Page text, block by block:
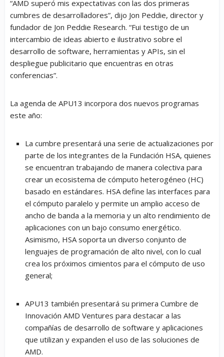
“AMD superó mis expectativas con las dos primeras
cumbres de desarrolladores”, dijo Jon Peddie, director y
fundador de Jon Peddie Research. “Fui testigo de un
intercambio de ideas abierto e ilustrativo sobre el
desarrollo de software, herramientas y APIs, sin el
despliegue publicitario que encuentras en otras
conferencias”.
La agenda de APU13 incorpora dos nuevos programas
este año:
La cumbre presentará una serie de actualizaciones por
parte de los integrantes de la Fundación HSA, quienes
se encuentran trabajando de manera colectiva para
crear un ecosistema de cómputo heterogéneo (HC)
basado en estándares. HSA define las interfaces para
el cómputo paralelo y permite un amplio acceso de
ancho de banda a la memoria y un alto rendimiento de
aplicaciones con un bajo consumo energético.
Asimismo, HSA soporta un diverso conjunto de
lenguajes de programación de alto nivel, con lo cual
crea los próximos cimientos para el cómputo de uso
general;
APU13 también presentará su primera Cumbre de
Innovación AMD Ventures para destacar a las
compañías de desarrollo de software y aplicaciones
que utilizan y expanden el uso de las soluciones de
AMD.